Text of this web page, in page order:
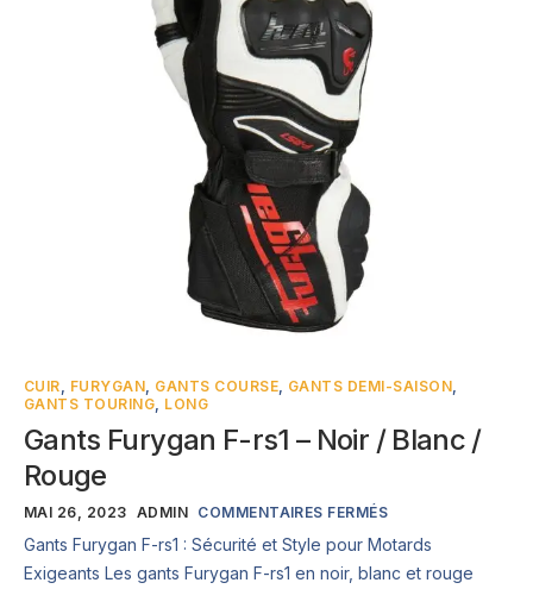
CUIR FURYGAN GANTS COURSE GANTS DEMI-SAISON
GANTS TOURING LONG
Gants Furygan F-rs1 – Noir / Blanc /
Rouge
MAI 26, 2023 ADMIN COMMENTAIRES FERMÉS
Gants Furygan F-rs1 : Sécurité et Style pour Motards
Exigeants Les gants Furygan F-rs1 en noir, blanc et rouge